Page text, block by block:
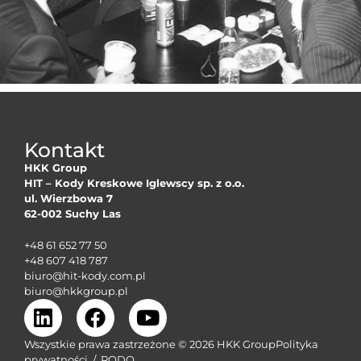
Kontakt
HKK Group
HIT – Kody Kreskowe Iglewscy sp. z o.o.
ul. Wierzbowa 7
62-002 Suchy Las
+48 61 652 77 50
+48 607 418 787
biuro@hit-kody.com.pl
biuro@hkkgroup.pl
Wszystkie prawa zastrzeżone © 2026 HKK GroupPolityka